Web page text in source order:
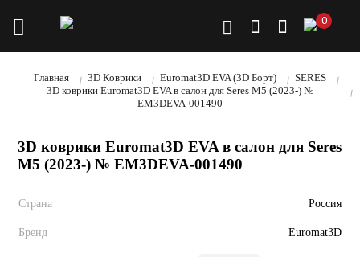
0
Главная 3D Коврики Euromat3D EVA (3D Борт)
SERES
3D коврики Euromat3D EVA в салон для Seres M5 (2023-) №
EM3DEVA-001490
3D коврики Euromat3D EVA в салон для Seres
M5 (2023-) № EM3DEVA-001490
Страна Россия
Бренд Euromat3D